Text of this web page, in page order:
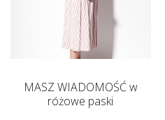
MASZ WIADOMOŚĆ w
różowe paski